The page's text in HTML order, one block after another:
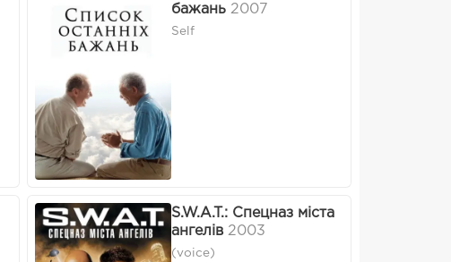
бажань 2007
Self
S.W.A.T.: Спецназ міста
ангелів 2003
(voice)